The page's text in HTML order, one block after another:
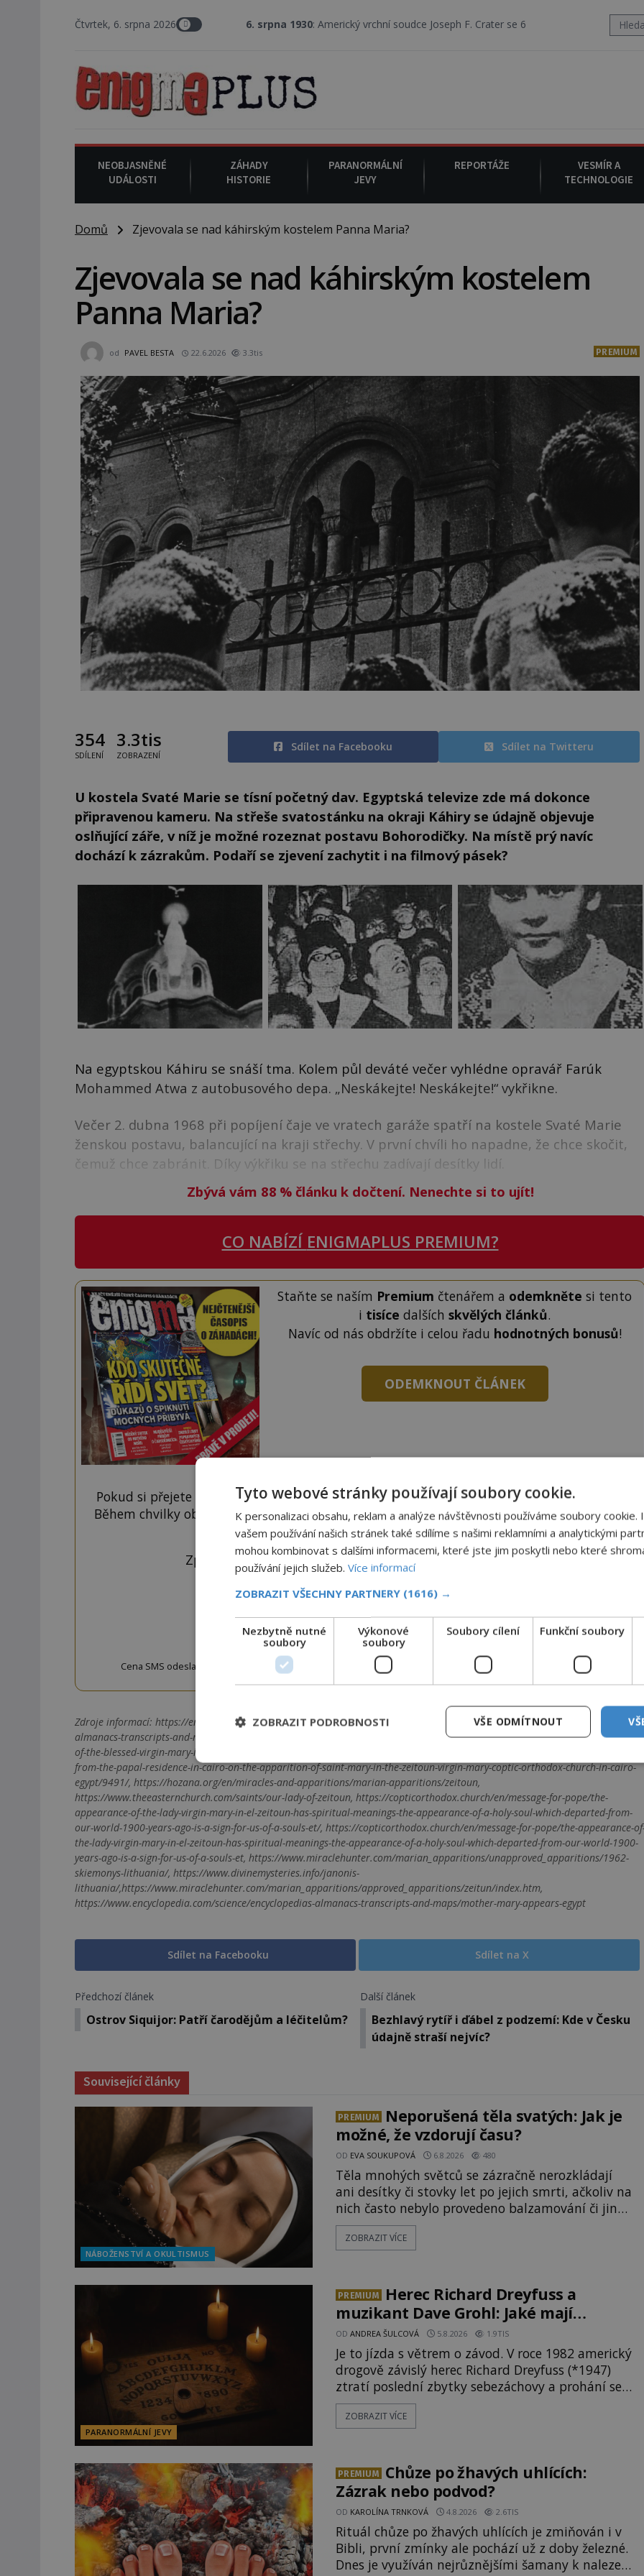
Čtvrtek, 6. srpna 20266. srpna 1930 : Americký vrchní soudce Joseph F. Crater se 6. srpna 1930 navečeří ve své
NEOBJASNĚNÉ
UDÁLOSTI
ZÁHADY
HISTORIE
PARANORMÁLNÍ
JEVY
REPORTÁŽE
VESMÍR A
TECHNOLOGIE
Domů Zjevovala se nad káhirským kostelem Panna Maria?
Zjevovala se nad káhirským kostelem
Panna Maria?
od PAVEL BESTA 22.6.2026 3.3tis PREMIUM
354
SDÍLENÍ
3.3tis
ZOBRAZENÍ
Sdílet na Facebooku Sdílet na Twitteru
U kostela Svaté Marie se tísní početný dav. Egyptská televize zde má dokonce
připravenou kameru. Na střeše svatostánku na okraji Káhiry se údajně objevuje
oslňující záře, v níž je možné rozeznat postavu Bohorodičky. Na místě prý navíc
dochází k zázrakům. Podaří se zjevení zachytit i na filmový pásek?
Na egyptskou Káhiru se snáší tma. Kolem půl deváté večer vyhlédne opravář Farúk
Mohammed Atwa z autobusového depa. „Neskákejte! Neskákejte!“ vykřikne.
Večer 2. dubna 1968 při popíjení čaje ve vratech garáže spatří na kostele Svaté Marie
ženskou postavu, balancující na kraji střechy. V první chvíli ho napadne, že chce skočit,
čemuž chce zabránit. Díky výkřiku se na střechu zadívají desítky lidí.
Zbývá vám 88 %článku k dočtení. Nenechte si to ujít!
CO NABÍZÍ ENIGMAPLUS PREMIUM?
Staňte se naším Premium čtenářem a odemkněte si tento
i tisíce dalšíchskvělých článků.
Navíc od nás obdržíte i celou řadu hodnotných bonusů!
ODEMKNOUT ČLÁNEK
Pokud si přejete odemknout pouze tento článek, můžete tak učinit zasláním jediné SMS.
Během chvilky obdržíte číselný kód, který opíšete do následujícího okénka a kliknutím na
tlačítko jej odemknete.
Zprávu ve tvaru "CTU CLANEK" odešlete na číslo903 33 20.
ODEMKNOUT KÓDEM
Cena SMS odeslané na číslo 9033320 je 20 Kč vč. DPH. Službu technicky zajišťuje Airtoy a.s. Infolinka: 602 777 555,
www.platmobilem.cz
Zdroje informací: https://en.wikipedia.org/wiki/Our_Lady_of_Zeitoun, https://www.encyclopedia.com/science/encyclopedias-
almanacs-transcripts-and-maps/zeitoun, https://ourladyofzeitoun.com/en/, https://ourladyofzeitoun.com/en/book/apparitions-
of-the-blessed-virgin-mary-in-egypt/, https://en.wataninet.com/coptic-affairs-coptic-affairs/coptic-affairs/the-official-statement-
from-the-papal-residence-in-cairo-on-the-apparition-of-saint-mary-in-the-zeitoun-virgin-mary-coptic-orthodox-church-in-cairo-
egypt/9491/, https://hozana.org/en/miracles-and-apparitions/marian-apparitions/zeitoun,
https://www.theeasternchurch.com/saints/our-lady-of-zeitoun, https://copticorthodox.church/en/message-for-pope/the-
appearance-of-the-lady-virgin-mary-in-el-zeitoun-has-spiritual-meanings-the-appearance-of-a-holy-soul-which-departed-from-
our-world-1900-years-ago-is-a-sign-for-us-of-a-souls-et/, https://copticorthodox.church/en/message-for-pope/the-appearance-
the-lady-virgin-mary-in-el-zeitoun-has-spiritual-meanings-the-appearance-of-a-holy-soul-which-departed-from-our-world-1900-
years-ago-is-a-sign-for-us-of-a-souls-et, https://www.miraclehunter.com/marian_apparitions/unapproved_apparitions/1962-
skiemonys-lithuania/, https://www.divinemysteries.info/janonis-
lithuania/,https://www.miraclehunter.com/marian_apparitions/approved_apparitions/zeitun/index.htm,
https://www.encyclopedia.com/science/encyclopedias-almanacs-transcripts-and-maps/mother-mary-appears-egypt
Sdílet na Facebooku Sdílet na X
Předchozí článek
Ostrov Siquijor: Patří čarodějům a léčitelům?
Další článek
Bezhlavý rytíř i ďábel z podzemí: Kde v Česku
údajně straší nejvíc?
Související články
NÁBOŽENSTVÍ A OKULTISMUS
PREMIUM
Neporušená těla svatých: Jak je
možné, že vzdorují času?
OD EVA SOUKUPOVÁ 6.8.2026 480
Těla mnohých světců se zázračně nerozkládají
ani desítky či stovky let po jejich smrti, ačkoliv na
nich často nebylo provedeno balzamování či jiné
pokusy o konzervaci. Neporušené ostatky bývají
považovány za důkaz svatosti zemřelých. Jaké
Milosrdných
ZOBRAZIT VÍCE
PARANORMÁLNÍ JEVY
PREMIUM
Herec Richard Dreyfuss a
muzikant Dave Grohl: Jaké mají
paranormální zážitky?
ODANDREA ŠULCOVÁ 5.8.2026 1.9TIS
Je to jízda s větrem o závod. V roce 1982 americký
drogově závislý herec Richard Dreyfuss (*1947)
ztratí poslední zbytky sebezáchovy a prohání se
po silnicích ve svém mercedesu jako utržený ze
řetězu. Vše vyvrcholí katastrofou, když to
Tímto momentem se slavnému
ZOBRAZIT VÍCE
PREMIUM
Chůze po žhavých uhlících:
Zázrak nebo podvod?
OD KAROLÍNA TRNKOVÁ 4.8.2026 2.6TIS
Rituál chůze po žhavých uhlících je zmiňován i v
Bibli, první zmínky ale pochází už z doby železné.
Dnes je využíván nejrůznějšími šamany k nalezení
Tyto webové stránky používají soubory cookie.
K personalizaci obsahu, reklam a analýze návštěvnosti používáme soubory cookie.
vašem používání našich stránek také sdílíme s našimi reklamními a analytickými
mohou kombinovat s dalšími informacemi, které jste jim poskytli nebo které
používání jejich služeb. Více informací
ZOBRAZIT VŠECHNY PARTNERY (1616) →
Nezbytně nutné
soubory
Výkonové
soubory
Soubory cílení Funkční soubory
VŠE ODMÍTNOUT
ZOBRAZIT PODROBNOSTI